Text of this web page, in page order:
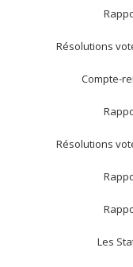
Résolutions
Compte-
Résolutions
Les